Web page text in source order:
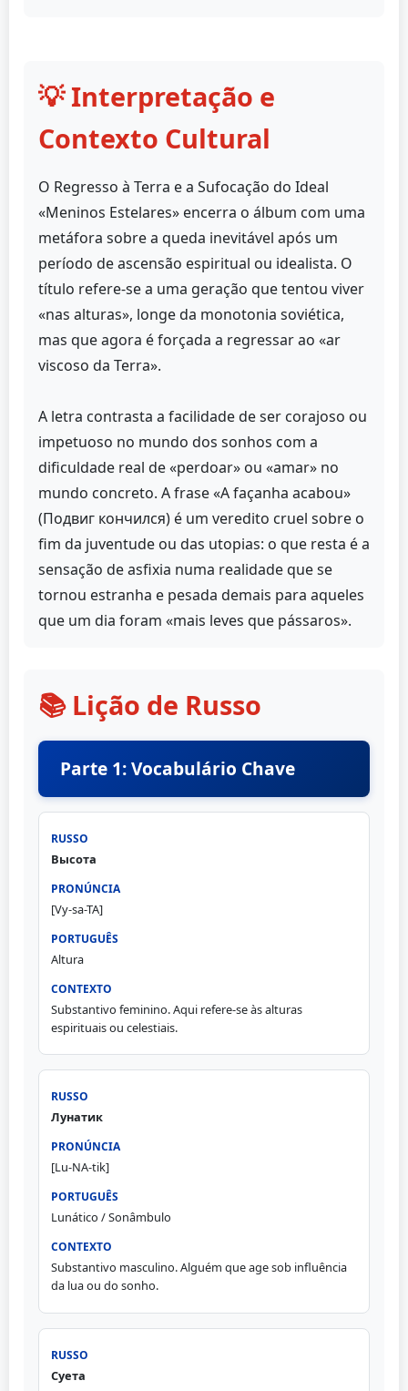
💡 Interpretação e
Contexto Cultural
O Regresso à Terra e a Sufocação do Ideal
«Meninos Estelares» encerra o álbum com uma
metáfora sobre a queda inevitável após um
período de ascensão espiritual ou idealista. O
título refere-se a uma geração que tentou viver
«nas alturas», longe da monotonia soviética,
mas que agora é forçada a regressar ao «ar
viscoso da Terra».
A letra contrasta a facilidade de ser corajoso ou
impetuoso no mundo dos sonhos com a
dificuldade real de «perdoar» ou «amar» no
mundo concreto. A frase «A façanha acabou»
(Подвиг кончился) é um veredito cruel sobre o
fim da juventude ou das utopias: o que resta é a
sensação de asfixia numa realidade que se
tornou estranha e pesada demais para aqueles
que um dia foram «mais leves que pássaros».
📚 Lição de Russo
Parte 1: Vocabulário Chave
Высота
[Vy-sa-TA]
Altura
Substantivo feminino. Aqui refere-se às alturas
espirituais ou celestiais.
Лунатик
[Lu-NA-tik]
Lunático / Sonâmbulo
Substantivo masculino. Alguém que age sob influência
da lua ou do sonho.
Суета